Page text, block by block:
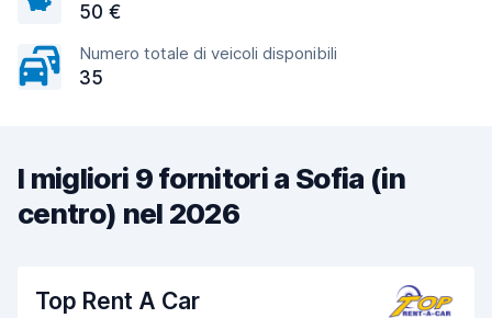
50 €
Numero totale di veicoli disponibili
35
I migliori 9 fornitori a Sofia (in
centro) nel 2026
Top Rent A Car